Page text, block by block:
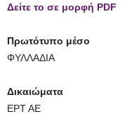
Δείτε το σε μορφή PDF
Πρωτότυπο μέσο
ΦΥΛΛΑΔΙΑ
Δικαιώματα
ΕΡΤ ΑΕ